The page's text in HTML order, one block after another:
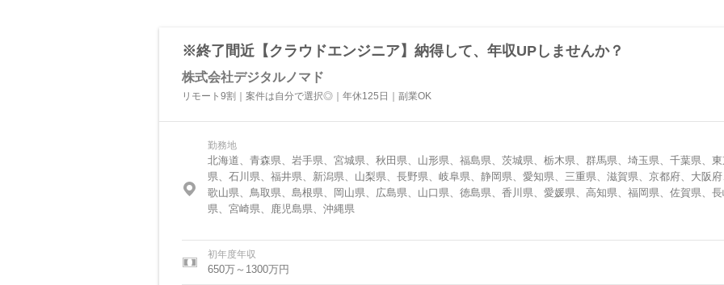
※終了間近【クラウドエンジニア】納得して、年収UPしませんか？
株式会社デジタルノマド
リモート9割｜案件は自分で選択◎｜年休125日｜副業OK
勤務地
北海道、青森県、岩手県、宮城県、秋田県、山形県、福島県、茨城県、栃木県、群馬県、埼玉県、千葉県、
県、石川県、福井県、新潟県、山梨県、長野県、岐阜県、静岡県、愛知県、三重県、滋賀県、京都府、大阪
歌山県、鳥取県、島根県、岡山県、広島県、山口県、徳島県、香川県、愛媛県、高知県、福岡県、佐賀県、
県、宮崎県、鹿児島県、沖縄県
初年度年収
650万～1300万円